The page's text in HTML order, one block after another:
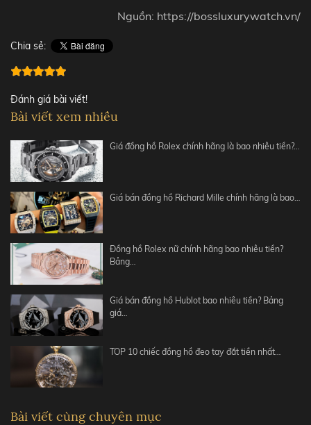
Nguồn: https://bossluxurywatch.vn/
Chia sẻ:
Đánh giá bài viết!
Bài viết xem nhiều
Giá đồng hồ Rolex chính hãng là bao nhiêu tiền?…
Giá bán đồng hồ Richard Mille chính hãng là bao…
Đồng hồ Rolex nữ chính hãng bao nhiêu tiền?
Bảng…
Giá bán đồng hồ Hublot bao nhiêu tiền? Bảng
giá…
TOP 10 chiếc đồng hồ đeo tay đắt tiền nhất…
Bài viết cùng chuyên mục